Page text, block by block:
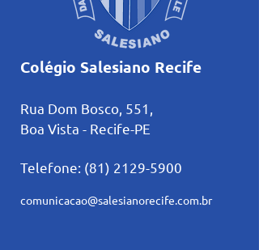
Colégio Salesiano Recife
Rua Dom Bosco, 551,
Boa Vista - Recife-PE
Telefone: (81) 2129-5900
comunicacao@salesianorecife.com.br